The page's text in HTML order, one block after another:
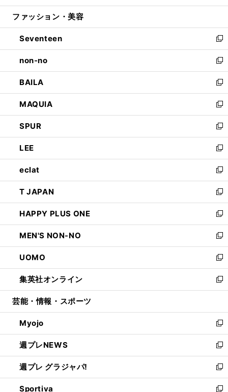
開
ウ
開
く
ン
ウ
で
開
く
ウ
ン
ド
ウ
で
開
く
ファッション・美容
Seventeen
新
し
い
ウ
ィ
ン
ド
ウ
で
開
く
non-no
新
し
い
ウ
ィ
ン
ド
ウ
で
開
く
BAILA
新
し
い
ウ
ィ
ン
ド
ウ
で
開
く
MAQUIA
新
し
い
ウ
ィ
ン
ド
ウ
で
開
く
SPUR
新
し
い
ウ
ィ
ン
ド
ウ
で
開
く
LEE
新
し
い
ウ
ィ
ン
ド
ウ
で
開
く
eclat
新
し
い
ウ
ィ
ン
ド
ウ
で
開
く
T JAPAN
新
し
い
ウ
ィ
ン
ド
ウ
で
開
HAPPY PLUS ONE
新
し
い
ウ
ィ
ン
ド
ウ
開
く
MEN'S NON-NO
新
し
い
ウ
ィ
ン
ウ
で
開
く
UOMO
新
し
い
ウ
ン
ド
ウ
で
開
く
集英社オンライン
新
し
ウ
ィ
ン
ド
ウ
で
開
く
芸能・情報・スポーツ
Myojo
新
し
い
ウ
ィ
ン
ド
週プレNEWS
新
し
い
ウ
ィ
週プレ グラジャパ!
新
し
Sportiva